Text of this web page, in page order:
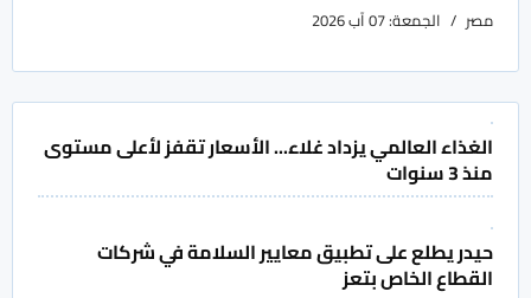
مصر الجمعة: 07 آب 2026
الغذاء العالمي يزداد غلاء... الأسعار تقفز لأعلى مستوى
منذ 3 سنوات
حيدر يطلع على تطبيق معايير السلامة في شركات
القطاع الخاص بتعز